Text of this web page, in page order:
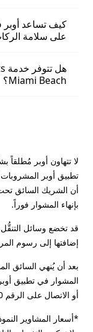
على سلامة
Miami Beach؟
لا تتهاون أوبر مُطلقاً
تطبيق أوبر
أن الشريك السائق
بإنهاء المشوار فوراً.
قد تخضع وسائل
إضافتها إلى رسوم
بعد أن يُنهي السائق
المشوار في تطبيق
أو الاتصال على الرقم 800-664-1378.